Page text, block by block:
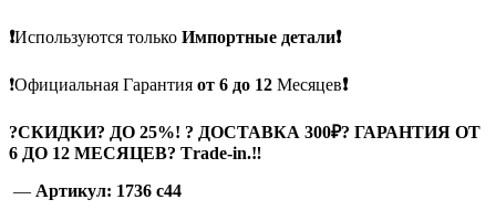
❗Используются только Импортные детали❗
❗Официальная Гарантия от 6 до 12 Месяцев❗
?СКИДКИ? ДО 25%! ? ДОСТАВКА 300₽? ГАРАНТИЯ ОТ
6 ДО 12 МЕСЯЦЕВ? Тrade-in.‼
— Артикул: 1736 c44